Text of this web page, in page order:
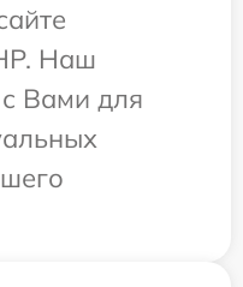
Наш
Вами для